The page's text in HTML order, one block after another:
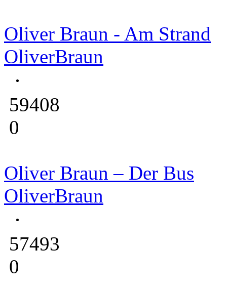
Oliver Braun - Am Strand
OliverBraun
59408
0
Oliver Braun – Der Bus
OliverBraun
57493
0